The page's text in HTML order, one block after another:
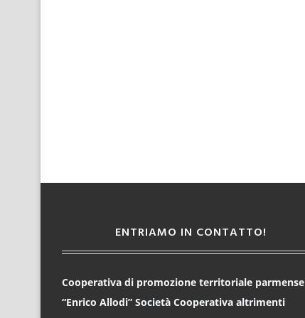
ENTRIAMO IN CONTATTO!
Cooperativa di promozione territoriale parmense
“Enrico Allodi” Società Cooperativa altrimenti